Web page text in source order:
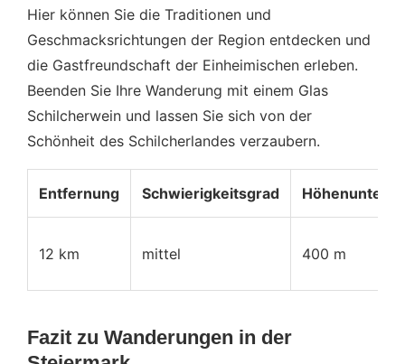
Hier können Sie die Traditionen und
Geschmacksrichtungen der Region entdecken und
die Gastfreundschaft der Einheimischen erleben.
Beenden Sie Ihre Wanderung mit einem Glas
Schilcherwein und lassen Sie sich von der
Schönheit des Schilcherlandes verzaubern.
Entfernung Schwierigkeitsgrad
12 km mittel 400 m
Fazit zu Wanderungen in der